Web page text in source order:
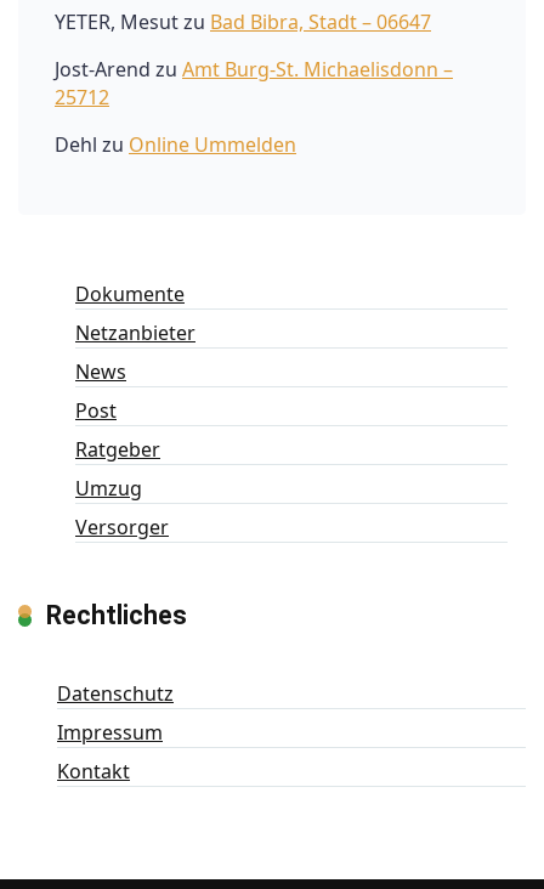
YETER, Mesutzu Bad Bibra, Stadt – 06647
Jost-Arend zu Amt Burg-St. Michaelisdonn –
25712
Dehl zu Online Ummelden
Dokumente
Netzanbieter
News
Post
Ratgeber
Umzug
Versorger
Rechtliches
Datenschutz
Impressum
Kontakt